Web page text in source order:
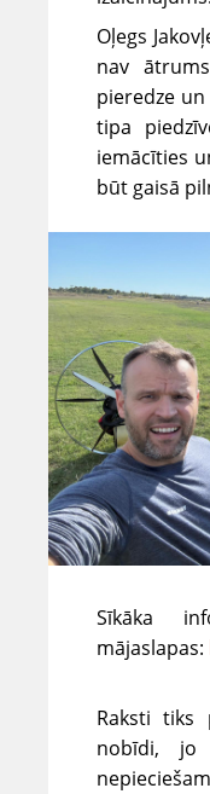
Oļegs
nav
pieredze
tipa
iemācīties
būt gaisā
Sīkāka
mājaslapas:
Raksti tiks
nobīdi, jo